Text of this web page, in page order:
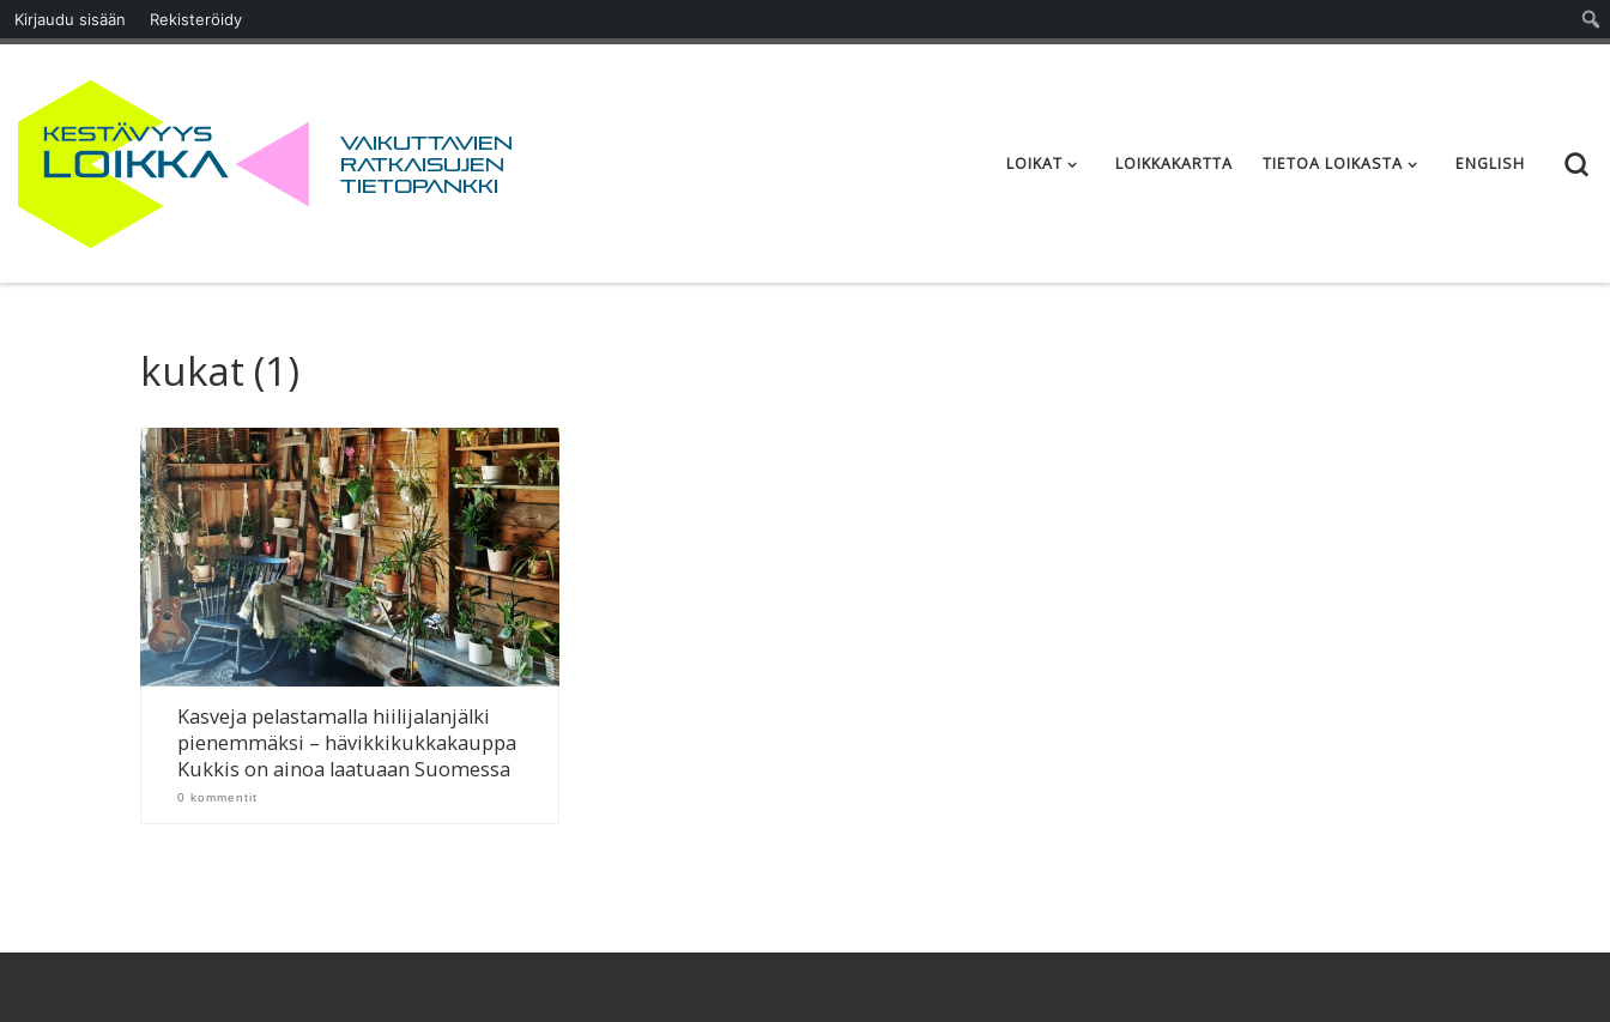
Kirjaudu sisään Rekisteröidy
Skip to content
Vaikuttavien
ratkaisujen
tietopankki
LOIKAT LOIKKAKARTTA TIETOA LOIKASTA ENGLISH
kukat (1)
Kasveja pelastamalla hiilijalanjälki
pienemmäksi – hävikkikukkakauppa
Kukkis on ainoa laatuaan Suomessa
0 kommentit